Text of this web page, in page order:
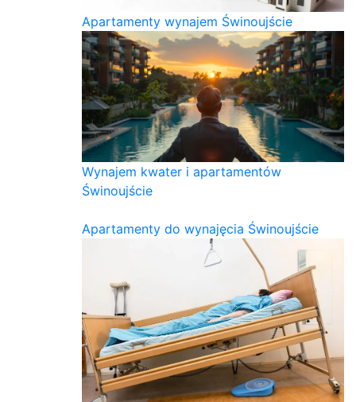
Apartamenty wynajem Świnoujście
Wynajem kwater i apartamentów
Świnoujście
Apartamenty do wynajęcia Świnoujście